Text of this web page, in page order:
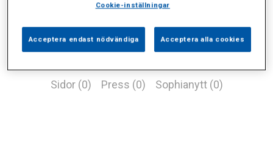
Sidor (0) Press (0) Sophianytt (0)
Cookie-inställningar
Acceptera endast nödvändiga Acceptera alla cookies